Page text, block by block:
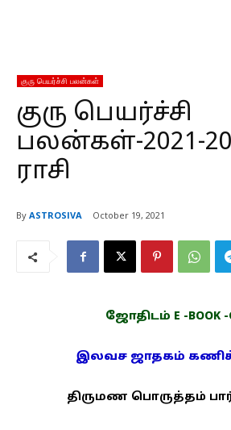
குரு பெயர்ச்சி பலன்கள்
குரு பெயர்ச்சி
பலன்கள்-2021-
ராசி
By ASTROSIVA October 19, 2021
ஜோதிடம் E -BOOK -
இலவச ஜாதகம்
திருமண பொருத்தம்